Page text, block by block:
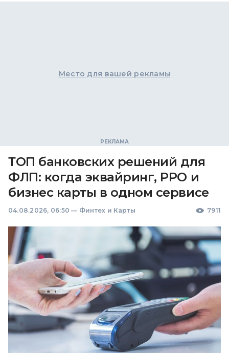
Место для вашей рекламы
ТОП банковских решений для
ФЛП: когда эквайринг, РРО и
бизнес карты в одном сервисе
04.08.2026, 06:50 — Финтех и Карты 7911